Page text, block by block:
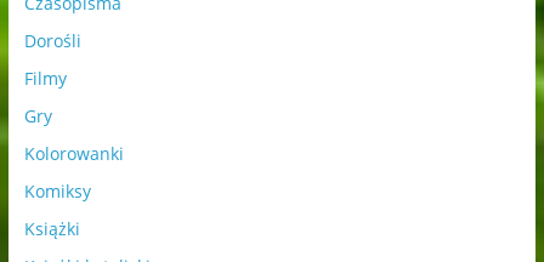
Dorośli
Filmy
Gry
Kolorowanki
Komiksy
Książki